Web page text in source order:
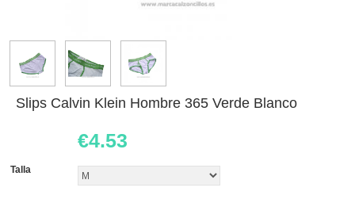
Slips Calvin Klein Hombre 365 Verde Blanco
€4.53
Talla